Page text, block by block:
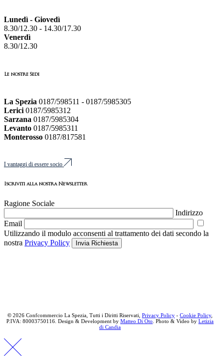
Lunedì - Giovedì
8.30/12.30 - 14.30/17.30
Venerdì
8.30/12.30
Le nostre Sedi
La Spezia 0187/598511 - 0187/5985305
Lerici 0187/5985312
Sarzana 0187/5985304
Levanto 0187/5985311
Monterosso 0187/817581
I vantaggi di essere socio
Iscriviti alla nostra Newsletter
Ragione Sociale
Indirizzo
Email
Utilizzando il modulo acconsenti al trattamento dei dati secondo la
nostra Privacy Policy Invia Richiesta
© 2026 Confcommercio La Spezia, Tutti i Diritti Riservati, Privacy Policy - Cookie Policy,
P.IVA: 80003750116. Design & Development by Matteo Di Oto . Photo & Video by Letizia
di Candia